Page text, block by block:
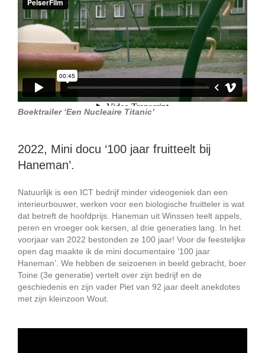
Boektrailer ‘Een Nucleaire Titanic’
2022, Mini docu ‘100 jaar fruitteelt bij
Haneman’.
Natuurlijk is een ICT bedrijf minder videogeniek dan een
interieurbouwer, werken voor een biologische fruitteler is wat
dat betreft de hoofdprijs. Haneman uit Winssen teelt appels,
peren en vroeger ook kersen, al drie generaties lang. In het
voorjaar van 2022 bestonden ze 100 jaar! Voor de feestelijke
open dag maakte ik de mini documentaire ‘100 jaar
Haneman’. We hebben de seizoenen in beeld gebracht, boer
Toine (3e generatie) vertelt over zijn bedrijf en de
geschiedenis en zijn vader Piet van 92 jaar deelt anekdotes
met zijn kleinzoon Wout.